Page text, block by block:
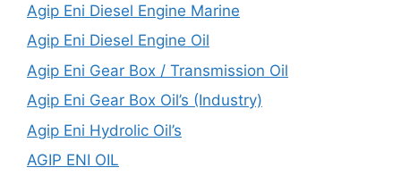
Agip Eni Diesel Engine Marine
Agip Eni Diesel Engine Oil
Agip Eni Gear Box / Transmission Oil
Agip Eni Gear Box Oil’s (Industry)
Agip Eni Hydrolic Oil’s
AGIP ENI OIL